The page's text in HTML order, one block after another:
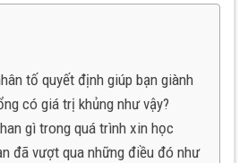
tố quyết định giúp bạn giành
có giá trị khủng như vậy?
gì trong quá trình xin học
đã vượt qua những điều đó như